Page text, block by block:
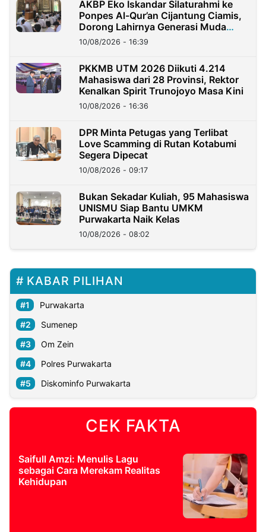
AKBP Eko Iskandar Silaturahmi ke
Ponpes Al-Qur’an Cijantung Ciamis,
Dorong Lahirnya Generasi Muda
Berkarakter
10/08/2026 - 16:39
PKKMB UTM 2026 Diikuti 4.214
Mahasiswa dari 28 Provinsi, Rektor
Kenalkan Spirit Trunojoyo Masa Kini
10/08/2026 - 16:36
DPR Minta Petugas yang Terlibat
Love Scamming di Rutan Kotabumi
Segera Dipecat
10/08/2026 - 09:17
Bukan Sekadar Kuliah, 95 Mahasiswa
UNISMU Siap Bantu UMKM
Purwakarta Naik Kelas
10/08/2026 - 08:02
KABAR PILIHAN
Purwakarta
Sumenep
Om Zein
Polres Purwakarta
Diskominfo Purwakarta
CEK FAKTA
Saifull Amzi: Menulis Lagu
sebagai Cara Merekam Realitas
Kehidupan